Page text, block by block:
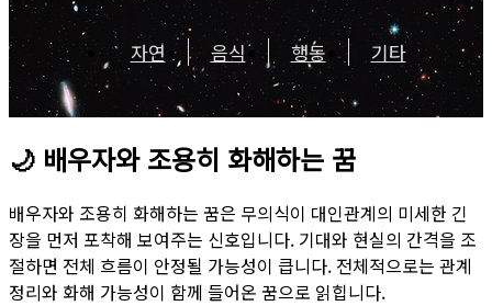
자연 음식 행동 기타
🌙 배우자와 조용히 화해하는 꿈
배우자와 조용히 화해하는 꿈은 무의식이 대인관계의 미세한 긴
장을 먼저 포착해 보여주는 신호입니다. 기대와 현실의 간격을 조
절하면 전체 흐름이 안정될 가능성이 큽니다. 전체적으로는 관계
정리와 화해 가능성이 함께 들어온 꿈으로 읽힙니다.